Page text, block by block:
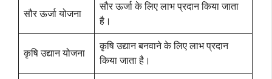
सौर ऊर्जा योजना
सौर ऊर्जा के लिए लाभ प्रदान किया जाता
है।
कृषि उद्यान योजना
कृषि उद्यान बनवाने के लिए लाभ प्रदान
किया जाता है।